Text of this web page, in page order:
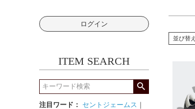
ログイン
ITEM SEARCH
注目ワード： セントジェームス ｜
並び替え